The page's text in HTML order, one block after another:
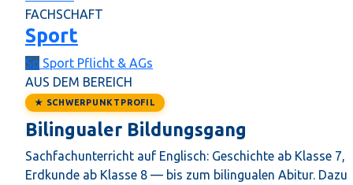
FACHSCHAFT
Sport
Sp Sport Pflicht & AGs
AUS DEM BEREICH
★ SCHWERPUNKTPROFIL
Bilingualer Bildungsgang
Sachfachunterricht auf Englisch: Geschichte ab Klasse 7,
Erdkunde ab Klasse 8 — bis zum bilingualen Abitur. Dazu